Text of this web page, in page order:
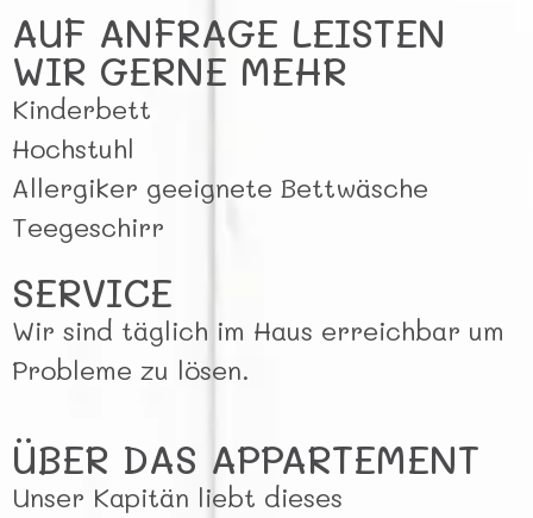
AUF ANFRAGE LEISTEN
WIR GERNE MEHR
Kinderbett
Hochstuhl
Allergiker geeignete Bettwäsche
Teegeschirr
SERVICE
Wir sind täglich im Haus erreichbar um
Probleme zu lösen.
ÜBER DAS APPARTEMENT
Unser Kapitän liebt dieses